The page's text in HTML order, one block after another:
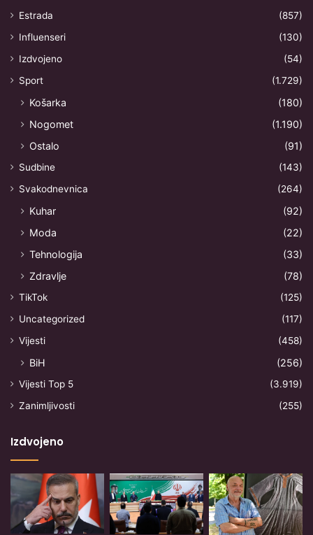
Estrada
(857)
Influenseri
(130)
Izdvojeno
(54)
Sport
(1.729)
Košarka
(180)
Nogomet
(1.190)
Ostalo
(91)
Sudbine
(143)
Svakodnevnica
(264)
Kuhar
(92)
Moda
(22)
Tehnologija
(33)
Zdravlje
(78)
TikTok
(125)
Uncategorized
(117)
Vijesti
(458)
BiH (256)
Vijesti Top 5
(3.919)
Zanimljivosti
(255)
Izdvojeno